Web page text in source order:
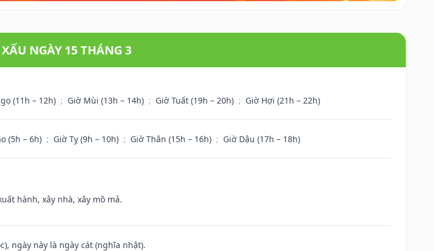
NGÀY 15 THÁNG 3
(11h – 12h) ; Giờ Mùi (13h – 14h) ; Giờ Tuất (19h – 20h) ; Giờ Hợi (21h – 22h)
(5h – 6h) ; Giờ Tỵ (9h – 10h) ; Giờ Thân (15h – 16h) ; Giờ Dậu (17h – 18h)
hành, xây nhà, xây mồ mả.
ngày này là ngày cát (nghĩa nhật).